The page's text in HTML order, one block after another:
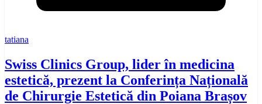
tatiana
Swiss Clinics Group, lider în medicina
estetică, prezent la Conferința Națională
de Chirurgie Estetică din Poiana Brașov